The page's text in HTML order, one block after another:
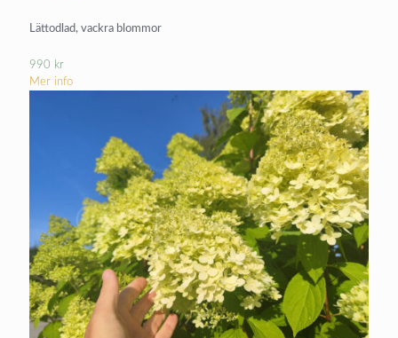
Lättodlad, vackra blommor
990 kr
Mer info